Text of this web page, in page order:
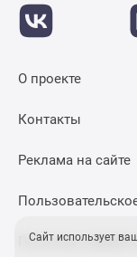
О проекте
Контакты
Реклама на сайте
Политика
Сайт использует